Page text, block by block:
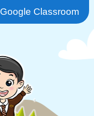
Google Classroom